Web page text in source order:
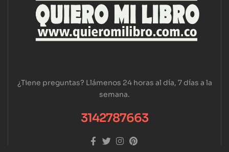
¿Tiene preguntas? Llámenos 24 horas al día, 7 días a la
semana.
3142787663